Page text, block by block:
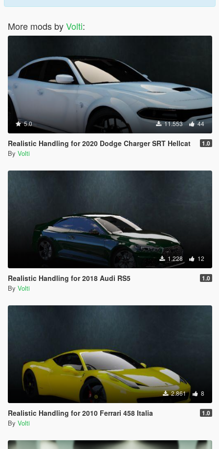
More mods byVolti:
5.0 11.553 44
Realistic Handling for 2020 Dodge Charger SRT Hellcat 1.0
By Volti
1.228 12
Realistic Handling for 2018 Audi RS5 1.0
By Volti
2.861 8
Realistic Handling for 2010 Ferrari 458 Italia 1.0
By Volti